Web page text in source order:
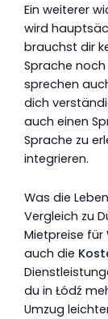
Ein weiterer
wird
brauchst dir
Sprache
sprechen
dich
auch einen
Sprache zu
integrieren.
Was die
Vergleich zu
Mietpreise für
auch die
du in Łódź
Umzug